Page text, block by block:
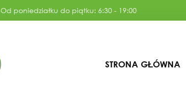
Od poniedziałku do piątku: 6:30 - 19:00
STRONA GŁÓWNA